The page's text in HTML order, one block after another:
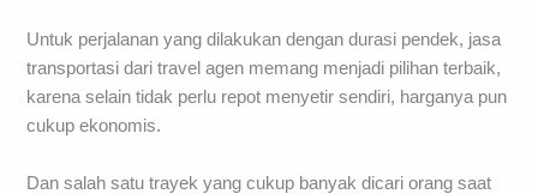
Untuk perjalanan yang dilakukan dengan durasi pendek, jasa
transportasi dari travel agen memang menjadi pilihan terbaik,
karena selain tidak perlu repot menyetir sendiri, harganya pun
cukup ekonomis.
Dan salah satu trayek yang cukup banyak dicari orang saat